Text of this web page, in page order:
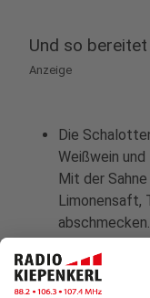
Und so
Anzeige
Die
Weißwein und
Mit der
Limonensaft,
abschmecken.
Grad erhitzen.
Öl warm